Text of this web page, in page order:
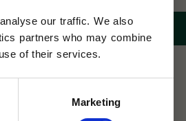
our traffic. We also
partners who may combine
of their services.
Marketing
30 dagar